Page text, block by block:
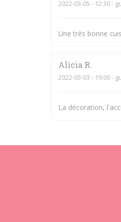
2022-03-05 - 12:30 -
Une très bonne
Alicia R
2022-03-03 - 19:00 -
La décoration,